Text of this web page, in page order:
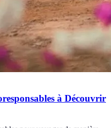
à Découvrir